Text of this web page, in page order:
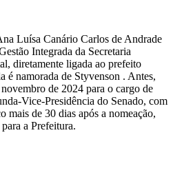
Luísa Canário Carlos de Andrade
Integrada da Secretaria
diretamente ligada ao prefeito
é namorada de Styvenson . Antes,
de 2024 para o cargo de
Vice-Presidência do Senado, com
mais de 30 dias após a nomeação,
a Prefeitura.